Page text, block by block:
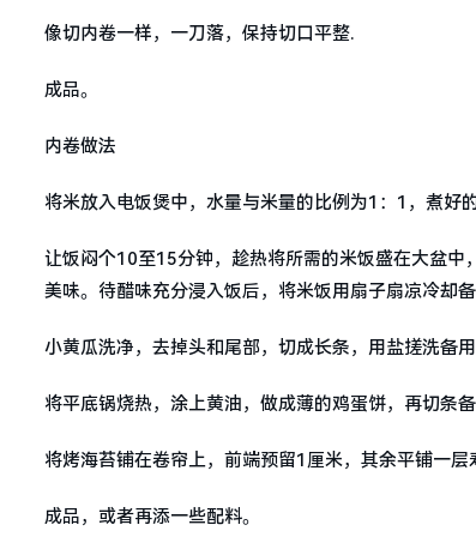
像切内卷一样，一刀落，保持切口平整.
成品。
内卷做法
将米放入电饭煲中，水量与米量的比例为1：1，煮好
让饭闷个10至15分钟，趁热将所需的米饭盛在大盆
美味。待醋味充分浸入饭后，将米饭用扇子扇凉冷却备
小黄瓜洗净，去掉头和尾部，切成长条，用盐搓洗备
将平底锅烧热，涂上黄油，做成薄的鸡蛋饼，再切条备
将烤海苔铺在卷帘上，前端预留1厘米，其余平铺一
成品，或者再添一些配料。